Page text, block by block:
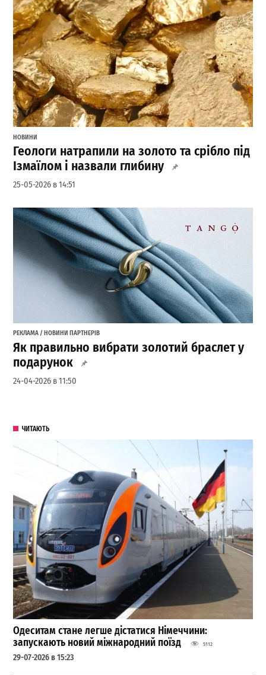
НОВИНИ
Геологи натрапили на золото та срібло під
Ізмаїлом і назвали глибину
25-05-2026 в 14:51
РЕКЛАМА / НОВИНИ ПАРТНЕРІВ
Як правильно вибрати золотий браслет у
подарунок
24-04-2026 в 11:50
ЧИТАЮТЬ
Одеситам стане легше дістатися Німеччини:
запускають новий міжнародний поїзд
5112
29-07-2026 в 15:23